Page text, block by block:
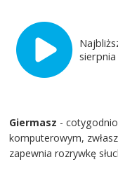
Giermasz -
komputerowym,
zapewnia rozrywkę